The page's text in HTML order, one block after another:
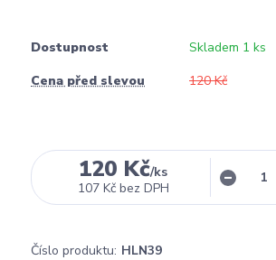
Dostupnost
Skladem 1 ks
Cena před slevou
120 Kč
120 Kč/ks
107 Kč bez DPH
Číslo produktu: HLN39